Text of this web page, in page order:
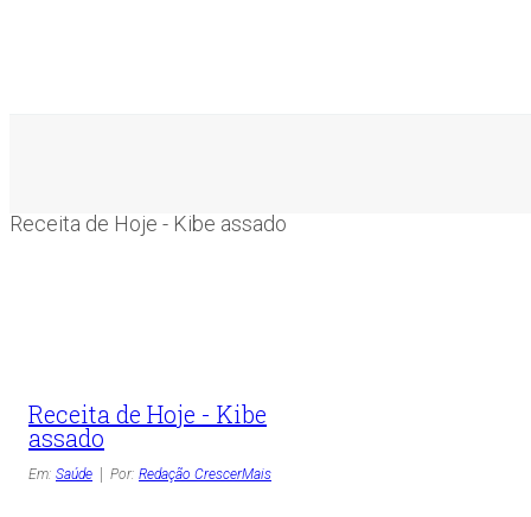
Receita de Hoje - Kibe assado
Receita de Hoje - Kibe
assado
Em: Saúde Por: Redação CrescerMais